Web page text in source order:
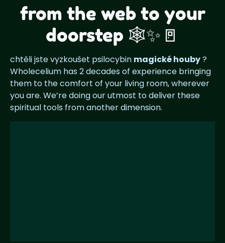
from the web to your
doorstep 🕸️✨🚪
chtěli jste vyzkoušet psilocybin magické houby?
Wholecelium has 2 decades of experience bringing
them to the comfort of your living room, wherever
you are. We’re doing our utmost to deliver these
spiritual tools from another dimension.